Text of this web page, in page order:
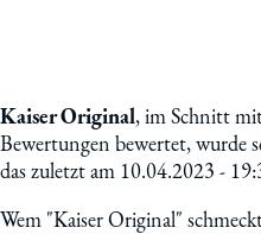
Kaiser Original, im Schnitt
Bewertungen bewertet, wurde
das zuletzt am 10.04.2023 -
Wem "Kaiser Original"